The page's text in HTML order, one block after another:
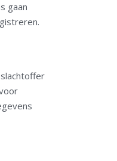
gaan